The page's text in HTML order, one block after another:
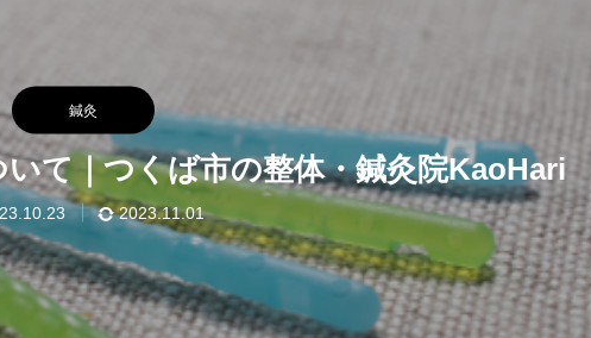
鍼灸
て｜つくば市の整体・鍼灸院KaoHari
2023.11.01